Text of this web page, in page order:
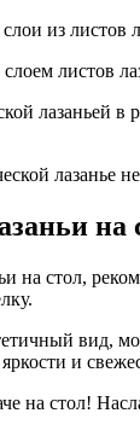
из
листов
лазаньей
лазанье
на
на стол,
вид,
и
на стол!